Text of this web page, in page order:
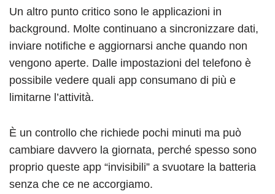
Un altro punto critico sono le applicazioni in
background. Molte continuano a sincronizzare dati,
inviare notifiche e aggiornarsi anche quando non
vengono aperte. Dalle impostazioni del telefono è
possibile vedere quali app consumano di più e
limitarne l’attività.
È un controllo che richiede pochi minuti ma può
cambiare davvero la giornata, perché spesso sono
proprio queste app “invisibili” a svuotare la batteria
senza che ce ne accorgiamo.